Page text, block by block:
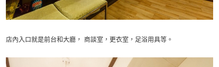
店內入口就是前台和大廳， 商談室，更衣室，足浴用具等。